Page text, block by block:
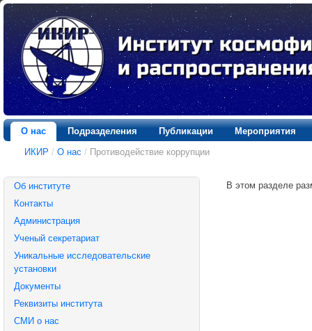
О нас Подразделения Публикации
Мероприятия
ИКИР / О нас / Противодействие коррупции
Об институте
Контакты
Администрация
Ученый секретариат
Уникальные исследовательские
установки
Документы
Реквизиты института
СМИ о нас
В этом разделе